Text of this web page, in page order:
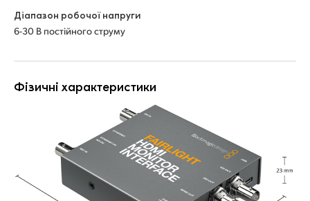
Діапазон робочої напруги
6-30 В постійного струму
Фізичні характеристики